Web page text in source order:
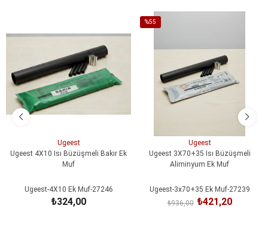
Ugeest
Ugeest 4X10 Isı Büzüşmeli Bakır Ek
Muf
Ugeest-4X10 Ek Muf-27246
₺324,00
%55
Ugeest
Ugeest 3X70+35 Isı Büzüşmeli
Aliminyum Ek Muf
Ugeest-3x70+35 Ek Muf-27239
₺421,20
₺936,00